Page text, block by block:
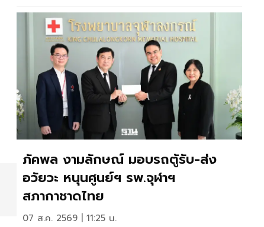
ภัคพล งามลักษณ์ มอบรถตู้รับ-ส่ง
อวัยวะ หนุนศูนย์ฯ รพ.จุฬาฯ
สภากาชาดไทย
07 ส.ค. 2569 | 11:25 น.